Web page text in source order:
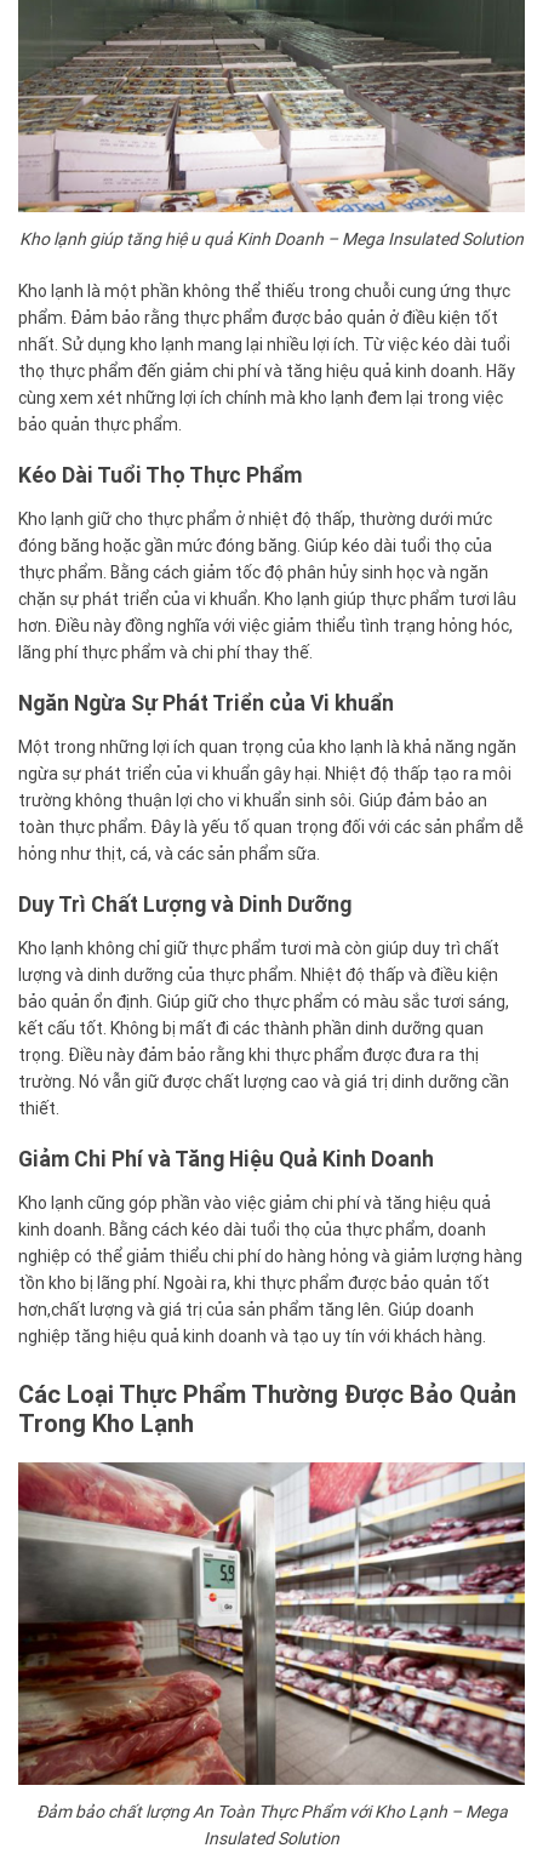
Kho lạnh giúp tăng hiệu quả Kinh Doanh – Mega Insulated Solution
Kho lạnh là một phần không thể thiếu trong chuỗi cung ứng thực
phẩm. Đảm bảo rằng thực phẩm được bảo quản ở điều kiện tốt
nhất. Sử dụng kho lạnh mang lại nhiều lợi ích. Từ việc kéo dài tuổi
thọ thực phẩm đến giảm chi phí và tăng hiệu quả kinh doanh. Hãy
cùng xem xét những lợi ích chính mà kho lạnh đem lại trong việc
bảo quản thực phẩm.
Kéo Dài Tuổi Thọ Thực Phẩm
Kho lạnh giữ cho thực phẩm ở nhiệt độ thấp, thường dưới mức
đóng băng hoặc gần mức đóng băng. Giúp kéo dài tuổi thọ của
thực phẩm. Bằng cách giảm tốc độ phân hủy sinh học và ngăn
chặn sự phát triển của vi khuẩn. Kho lạnh giúp thực phẩm tươi lâu
hơn. Điều này đồng nghĩa với việc giảm thiểu tình trạng hỏng hóc,
lãng phí thực phẩm và chi phí thay thế.
Ngăn Ngừa Sự Phát Triển của Vi khuẩn
Một trong những lợi ích quan trọng của kho lạnh là khả năng ngăn
ngừa sự phát triển của vi khuẩn gây hại. Nhiệt độ thấp tạo ra môi
trường không thuận lợi cho vi khuẩn sinh sôi. Giúp đảm bảo an
toàn thực phẩm. Đây là yếu tố quan trọng đối với các sản phẩm dễ
hỏng như thịt, cá, và các sản phẩm sữa.
Duy Trì Chất Lượng và Dinh Dưỡng
Kho lạnh không chỉ giữ thực phẩm tươi mà còn giúp duy trì chất
lượng và dinh dưỡng của thực phẩm. Nhiệt độ thấp và điều kiện
bảo quản ổn định. Giúp giữ cho thực phẩm có màu sắc tươi sáng,
kết cấu tốt. Không bị mất đi các thành phần dinh dưỡng quan
trọng. Điều này đảm bảo rằng khi thực phẩm được đưa ra thị
trường. Nó vẫn giữ được chất lượng cao và giá trị dinh dưỡng cần
thiết.
Giảm Chi Phí và Tăng Hiệu Quả Kinh Doanh
Kho lạnh cũng góp phần vào việc giảm chi phí và tăng hiệu quả
kinh doanh. Bằng cách kéo dài tuổi thọ của thực phẩm, doanh
nghiệp có thể giảm thiểu chi phí do hàng hỏng và giảm lượng hàng
tồn kho bị lãng phí. Ngoài ra, khi thực phẩm được bảo quản tốt
hơn,chất lượng và giá trị của sản phẩm tăng lên. Giúp doanh
nghiệp tăng hiệu quả kinh doanh và tạo uy tín với khách hàng.
Các Loại Thực Phẩm Thường Được Bảo Quản
Trong Kho Lạnh
Đảm bảo chất lượng An Toàn Thực Phẩm với Kho Lạnh – Mega
Insulated Solution